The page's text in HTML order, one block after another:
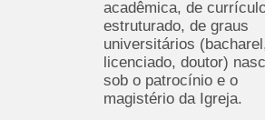
acadêmica, de
estruturado, de graus
universitários
licenciado, doutor)
sob o patrocínio e o
magistério da Igreja.